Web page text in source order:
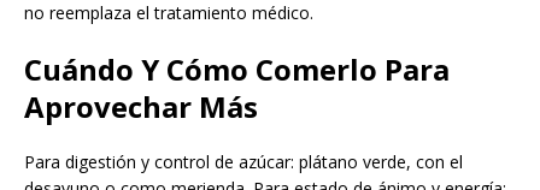
no reemplaza el tratamiento médico.
Cuándo Y Cómo Comerlo Para
Aprovechar Más
Para digestión y control de azúcar: plátano verde, con el